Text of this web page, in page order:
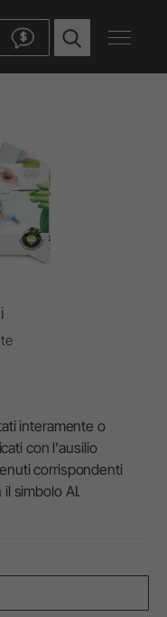
$
interamente o
con l'ausilio
corrispondenti
simbolo AI.